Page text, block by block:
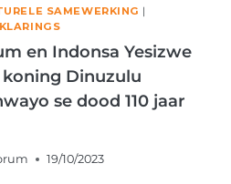
SAMEWERKING |
en Indonsa Yesizwe
Dinuzulu
se dood 110 jaar
19/10/2023